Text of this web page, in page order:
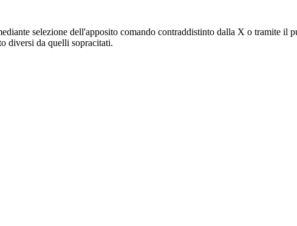
selezione dell'apposito comando contraddistinto dalla X o tramite il
diversi da quelli sopracitati.